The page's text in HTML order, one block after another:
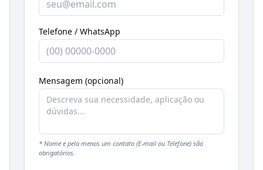
Telefone / WhatsApp
Mensagem (opcional)
* Nome e pelo menos um contato (E-mail ou Telefone) são
obrigatórios.